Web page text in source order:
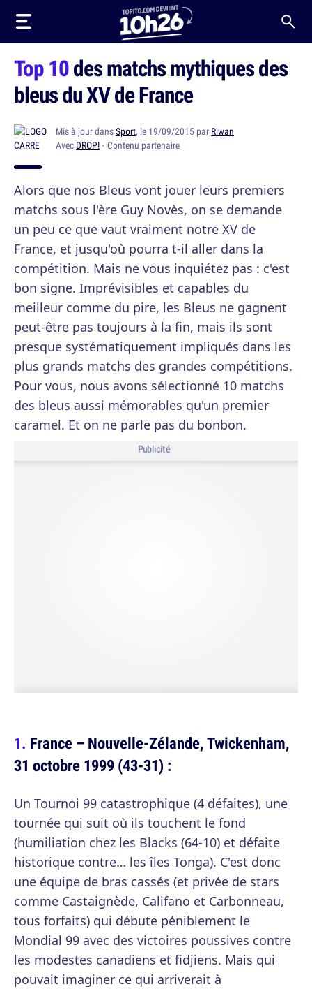
Top 10des matchs mythiques des
bleus du XV de France
Mis à jour dansSport, le 19/09/2015 par Riwan
Avec DROP! · Contenu partenaire
Alors que nos Bleus vont jouer leurs premiers
matchs sous l'ère Guy Novès, on se demande
un peu ce que vaut vraiment notre XV de
France, et jusqu'où pourra t-il aller dans la
compétition. Mais ne vous inquiétez pas : c'est
bon signe. Imprévisibles et capables du
meilleur comme du pire, les Bleus ne gagnent
peut-être pas toujours à la fin, mais ils sont
presque systématiquement impliqués dans les
plus grands matchs des grandes compétitions.
Pour vous, nous avons sélectionné 10 matchs
des bleus aussi mémorables qu'un premier
caramel. Et on ne parle pas du bonbon.
Publicité
France – Nouvelle-Zélande, Twickenham,
31 octobre 1999 (43-31) :
Un Tournoi 99 catastrophique (4 défaites), une
tournée qui suit où ils touchent le fond
(humiliation chez les Blacks (64-10) et défaite
historique contre… les îles Tonga). C'est donc
une équipe de bras cassés (et privée de stars
comme Castaignède, Califano et Carbonneau,
tous forfaits) qui débute péniblement le
Mondial 99 avec des victoires poussives contre
les modestes canadiens et fidjiens. Mais qui
pouvait imaginer ce qui arriverait à